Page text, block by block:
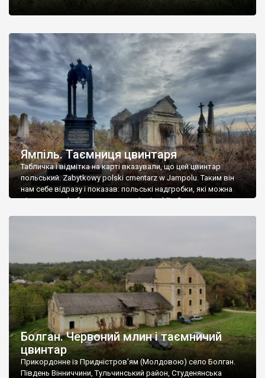
Ямпіль. Таємниця цвинтаря
Табличка і відмітка на карті вказували, що цей цвинтар
польський. Zabytkowy polski cmentarz w Jampolu. Таким він
нам себе відразу і показав: польські надгробки, які можна
віднести до фабричних, польські епітафії… Загалом цвинтар
Болган. Червоний млин і таємничий
цвинтар
Прикордонне із Придністров’ям (Молдовою) село Болган.
Південь Вінниччини, Тульчинський район, Студенянська